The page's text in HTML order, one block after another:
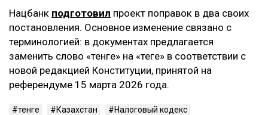
Нацбанк подготовил проект поправок в два своих
постановления. Основное изменение связано с
терминологией: в документах предлагается
заменить слово «тенге» на «теңге» в соответствии с
новой редакцией Конституции, принятой на
референдуме 15 марта 2026 года.
тенге Казахстан Налоговый кодекс